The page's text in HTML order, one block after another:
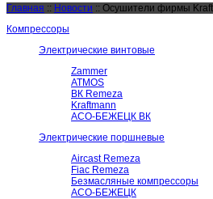
Главная :: Новости :: Осушители фирмы
Компрессоры
Электрические винтовые
Zammer
ATMOS
ВК Remeza
Kraftmann
АСО-БЕЖЕЦК ВК
Электрические поршневые
Aircast Remeza
Fiac Remeza
Безмасляные компрессоры
АСО-БЕЖЕЦК